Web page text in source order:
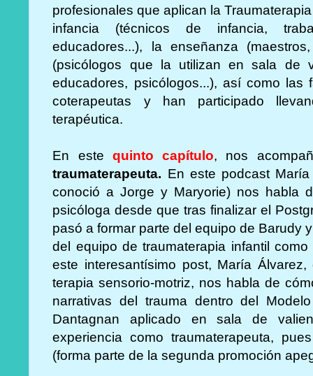
profesionales que aplican la
infancia (técnicos de infancia,
educadores...), la enseñanza
(psicólogos que la utilizan en sala de
educadores, psicólogos...), así como las
coterapeutas y han participado
terapéutica.
En este quinto capítulo, nos
traumaterapeuta. En este podcast
conoció a Jorge y Maryorie) nos habla
psicóloga desde que tras finalizar el
pasó a formar parte del equipo de Barudy
del equipo de traumaterapia infantil
este interesantísimo post, María
terapia sensorio-motriz, nos habla de
narrativas del trauma dentro del
Dantagnan aplicado en sala de
experiencia como traumaterapeuta,
(forma parte de la segunda promoción